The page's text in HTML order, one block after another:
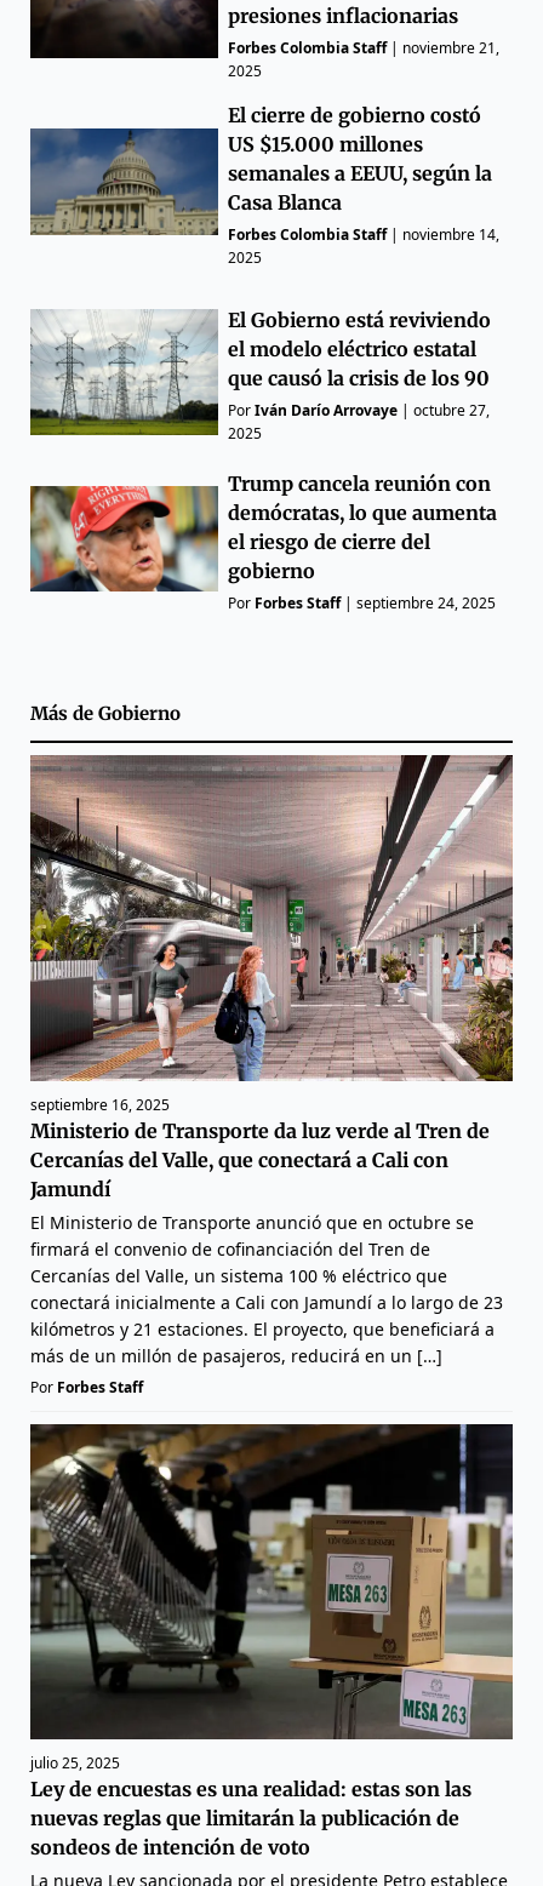
presiones inflacionarias
Forbes Colombia Staff| noviembre 21,
2025
El cierre de gobierno costó
US $15.000 millones
semanales a EEUU, según la
Casa Blanca
Forbes Colombia Staff| noviembre 14,
2025
El Gobierno está reviviendo
el modelo eléctrico estatal
que causó la crisis de los 90
PorIván Darío Arrovaye |octubre 27,
2025
Trump cancela reunión con
demócratas, lo que aumenta
el riesgo de cierre del
gobierno
Por Forbes Staff|septiembre 24, 2025
Más de Gobierno
septiembre 16, 2025
Ministerio de Transporte da luz verde al Tren de
Cercanías del Valle, que conectará a Cali con
Jamundí
El Ministerio de Transporte anunció que en octubre se
firmará el convenio de cofinanciación del Tren de
Cercanías del Valle, un sistema 100 % eléctrico que
conectará inicialmente a Cali con Jamundí a lo largo de 23
kilómetros y 21 estaciones. El proyecto, que beneficiará a
más de un millón de pasajeros, reducirá en un […]
Por Forbes Staff
julio 25, 2025
Ley de encuestas es una realidad: estas son las
nuevas reglas que limitarán la publicación de
sondeos de intención de voto
La nueva Ley sancionada por el presidente Petro establece